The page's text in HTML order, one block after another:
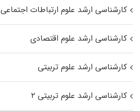
کارشناسی ارشد علوم ارتباطات اجتماعی
کارشناسی ارشد علوم اقتصادی
کارشناسی ارشد علوم تربیتی
کارشناسی ارشد علوم تربیتی ۲